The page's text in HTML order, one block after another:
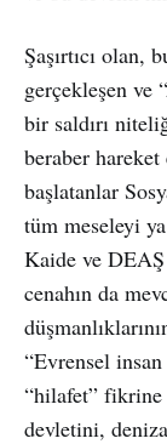
Şaşırtıcı olan,
gerçekleşen ve
bir saldırı
beraber
başlatanlar
tüm meseleyi
Kaide ve
cenahın da
“Evrensel
“hilafet” fikrine
devletini,